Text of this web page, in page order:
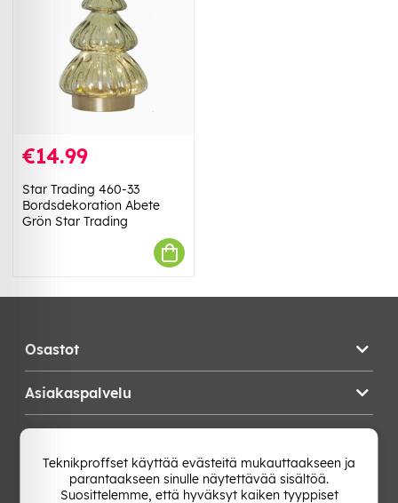
€14.99
Star Trading 460-33
Bordsdekoration Abete
Grön Star Trading
Osastot
Asiakaspalvelu
Vaihda Maa
Teknikproffset käyttää evästeitä mukauttaakseen ja
parantaakseen sinulle näytettävää sisältöä.
Suosittelemme, että hyväksyt kaiken tyyppiset